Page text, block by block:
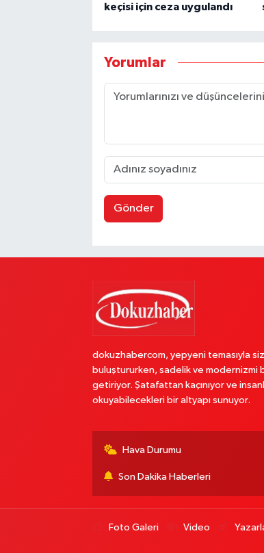
keçisi için ceza uygulandı
Yorumlar
Gönder
dokuzhabercom, yepyeni temasıyla
buluştururken, sadelik ve modernizmi
getiriyor. Şatafattan kaçınıyor ve
okuyabilecekleri bir altyapı sunuyor.
Hava Durumu
Son Dakika Haberleri
Foto Galeri Video